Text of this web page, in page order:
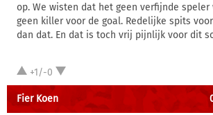
op. We wisten dat het geen verfijnde speler
geen killer voor de goal. Redelijke spits
dan dat. En dat is toch vrij pijnlijk voor dit
+1/-0
Fier Koen